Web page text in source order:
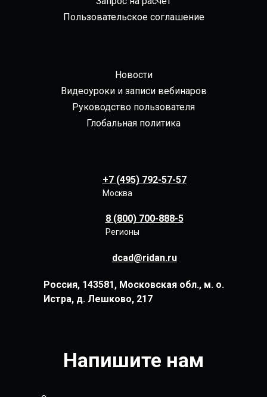
Пользовательское соглашение
Новости
Видеоуроки и записи вебинаров
Руководство пользователя
Глобальная политика
+7 (495) 792-57-57
Москва
8 (800) 700-888-5
Регионы
dcad@ridan.ru
Россия, 143581, Московская обл., м. о.
Истра, д. Лешково, 217
Напишите нам